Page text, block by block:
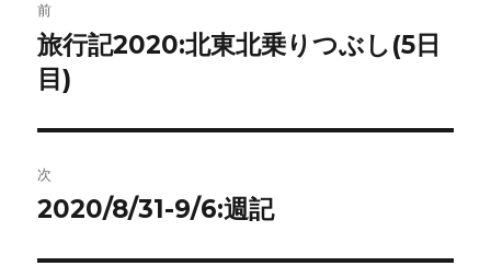
稿
ナ
ビ
ゲ
ー
前
前
の
稿:
旅行記2020:北東北乗りつぶし(5日
目)
次
次
2020/8/31-9/6:週記